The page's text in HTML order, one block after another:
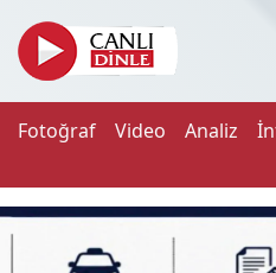
Fotoğraf Video Analiz